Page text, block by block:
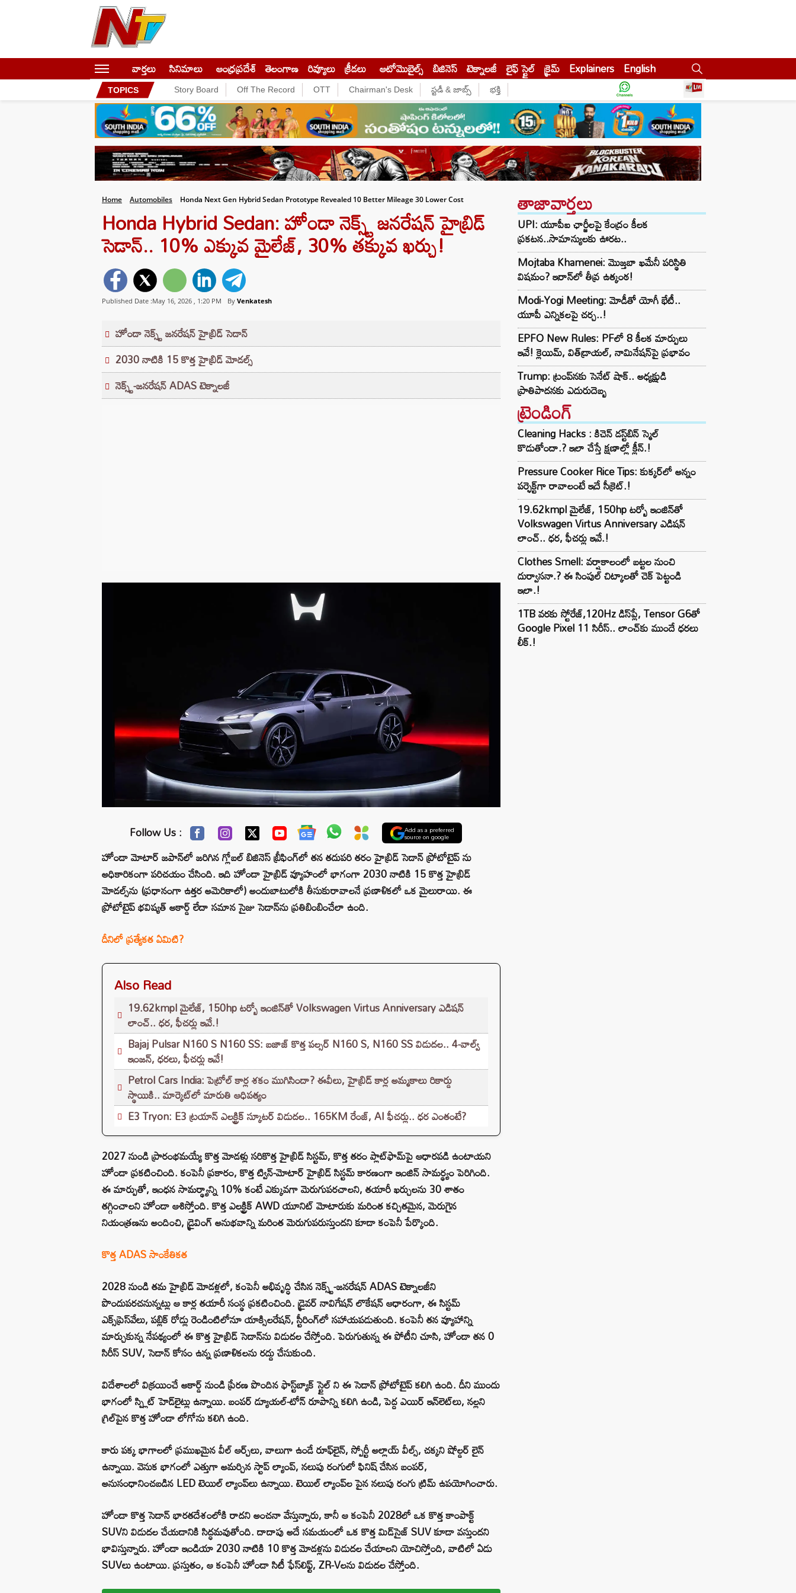
వార్తలు సినిమాలు ఆంధ్రప్రదేశ్ తెలంగాణ రివ్యూలు క్రీడలు ఆటోమొబైల్స్ బిజినెస్‌ టెక్నాలజీ లైఫ్ స్టైల్ క్రైమ్ Explainers English
TOPICS Story Board Off The Record OTT Chairman's Desk స్టడీ & జాబ్స్ భక్తి
Home Automobiles Honda Next Gen Hybrid Sedan Prototype Revealed 10 Better Mileage 30 Lower Cost
Honda Hybrid Sedan: హోండా నెక్స్ట్ జనరేషన్ హైబ్రిడ్
సెడాన్.. 10% ఎక్కువ మైలేజ్, 30% తక్కువ ఖర్చు!
Published Date :May 16, 2026 , 1:20 PM By Venkatesh
హోండా నెక్స్ట్ జనరేషన్ హైబ్రిడ్ సెడాన్
2030 నాటికి 15 కొత్త హైబ్రిడ్ మోడల్స్‌
నెక్స్ట్-జనరేషన్ ADAS టెక్నాలజీ
Follow Us : Add as a preferred
source on google
హోండా మోటార్ జపాన్‌లో జరిగిన గ్లోబల్ బిజినెస్ బ్రీఫింగ్‌లో తన తదుపరి తరం హైబ్రిడ్ సెడాన్ ప్రోటోటైప్ ను
అధికారికంగా పరిచయం చేసింది. ఇది హోండా హైబ్రిడ్ వ్యూహంలో భాగంగా 2030 నాటికి 15 కొత్త హైబ్రిడ్
మోడల్స్‌ను (ప్రధానంగా ఉత్తర అమెరికాలో) అందుబాటులోకి తీసుకురావాలనే ప్రణాళికలో ఒక మైలురాయి. ఈ
ప్రోటోటైప్ భవిష్యత్ అకార్డ్ లేదా సమాన సైజు సెడాన్‌ను ప్రతిబింబించేలా ఉంది.
దీనిలో ప్రత్యేకత ఏమిటి?
Also Read
19.62kmpl మైలేజ్, 150hp టర్బో ఇంజిన్‌తో Volkswagen Virtus Anniversary ఎడిషన్
లాంచ్.. ధర, ఫీచర్లు ఇవే.!
Bajaj Pulsar N160 S N160 SS: బజాజ్ కొత్త పల్సర్ N160 S, N160 SS విడుదల.. 4-వాల్వ్
ఇంజన్, ధరలు, ఫీచర్లు ఇవే!
Petrol Cars India: పెట్రోల్ కార్ల శకం ముగిసిందా? ఈవీలు, హైబ్రిడ్ కార్ల అమ్మకాలు రికార్డు
స్థాయికి.. మార్కెట్‌లో మారుతి ఆధిపత్యం
E3 Tryon: E3 ట్రయాన్ ఎలక్ట్రిక్ స్కూటర్ విడుదల.. 165KM రేంజ్, AI ఫీచర్లు.. ధర ఎంతంటే?
2027 నుండి ప్రారంభమయ్యే కొత్త మోడళ్లు సరికొత్త హైబ్రిడ్ సిస్టమ్, కొత్త తరం ప్లాట్‌ఫామ్‌పై ఆధారపడి ఉంటాయని
హోండా ప్రకటించింది. కంపెనీ ప్రకారం, కొత్త ట్విన్-మోటార్ హైబ్రిడ్ సిస్టమ్ కారణంగా ఇంజిన్ సామర్థ్యం పెరిగింది.
ఈ మార్పుతో, ఇంధన సామర్థ్యాన్ని 10% కంటే ఎక్కువగా మెరుగుపరచాలని, తయారీ ఖర్చులను 30 శాతం
తగ్గించాలని హోండా ఆశిస్తోంది. కొత్త ఎలక్ట్రిక్ AWD యూనిట్ మోటారుకు మరింత కచ్చితమైన, మెరుగైన
నియంత్రణను అందించి, డ్రైవింగ్ అనుభవాన్ని మరింత మెరుగుపరుస్తుందని కూడా కంపెనీ పేర్కొంది.
కొత్త ADAS సాంకేతికత
2028 నుండి తమ హైబ్రిడ్ మోడళ్లలో, కంపెనీ అభివృద్ధి చేసిన నెక్స్ట్-జనరేషన్ ADAS టెక్నాలజీని
పొందుపరచనున్నట్లు ఆ కార్ల తయారీ సంస్థ ప్రకటించింది. డ్రైవర్ నావిగేషన్ లొకేషన్ ఆధారంగా, ఈ సిస్టమ్
ఎక్స్‌ప్రెస్‌వేలు, పబ్లిక్ రోడ్లు రెండింటిలోనూ యాక్సిలరేషన్, స్టీరింగ్‌లో సహాయపడుతుంది. కంపెనీ తన వ్యూహాన్ని
మార్చుకున్న నేపథ్యంలో ఈ కొత్త హైబ్రిడ్ సెడాన్‌ను విడుదల చేస్తోంది. పెరుగుతున్న ఈ పోటీని చూసి, హోండా తన 0
సిరీస్ SUV, సెడాన్ కోసం ఉన్న ప్రణాళికలను రద్దు చేసుకుంది.
విదేశాలలో విక్రయించే అకార్డ్ నుండి ప్రేరణ పొందిన ఫాస్ట్‌బ్యాక్ స్టైల్ ని ఈ సెడాన్ ప్రోటోటైప్ కలిగి ఉంది. దీని ముందు
భాగంలో స్ప్లిట్ హెడ్‌లైట్లు ఉన్నాయి. బంపర్ డ్యూయల్-టోన్ రూపాన్ని కలిగి ఉండి, పెద్ద ఎయిర్ ఇన్‌లెట్‌లు, నల్లని
గ్రిల్‌పైన కొత్త హోండా లోగోను కలిగి ఉంది.
కారు పక్క భాగాలలో ప్రముఖమైన వీల్ ఆర్చ్‌లు, వాలుగా ఉండే రూఫ్‌లైన్, స్పోర్టీ అల్లాయ్ వీల్స్, చక్కని షోల్డర్ లైన్
ఉన్నాయి. వెనుక భాగంలో ఎత్తుగా అమర్చిన స్టాప్ ల్యాంప్, నలుపు రంగులో ఫినిష్ చేసిన బంపర్,
అనుసంధానించబడిన LED టెయిల్ ల్యాంప్‌లు ఉన్నాయి. టెయిల్ ల్యాంప్‌ల పైన నలుపు రంగు ట్రిమ్ ఉపయోగించారు.
హోండా కొత్త సెడాన్ భారతదేశంలోకి రాదని అంచనా వేస్తున్నారు, కానీ ఆ కంపెనీ 2028లో ఒక కొత్త కాంపాక్ట్
SUVని విడుదల చేయడానికి సిద్ధమవుతోంది. దాదాపు అదే సమయంలో ఒక కొత్త మిడ్‌సైజ్ SUV కూడా వస్తుందని
భావిస్తున్నారు. హోండా ఇండియా 2030 నాటికి 10 కొత్త మోడళ్లను విడుదల చేయాలని యోచిస్తోంది, వాటిలో ఏడు
SUVలు ఉంటాయి. ప్రస్తుతం, ఆ కంపెనీ హోండా సిటీ ఫేస్‌లిఫ్ట్, ZR-Vలను విడుదల చేస్తోంది.
తాజావార్తలు
UPI: యూపీఐ ఛార్జీలపై కేంద్రం కీలక
ప్రకటన..సామాన్యులకు ఊరట..
Mojtaba Khamenei: మొజ్తబా ఖమేనీ పరిస్థితి
విషమం? ఇరాన్‌లో తీవ్ర ఉత్కంఠ!
Modi-Yogi Meeting: మోడీతో యోగీ భేటీ..
యూపీ ఎన్నికలపై చర్చ..!
EPFO New Rules: PFలో 8 కీలక మార్పులు
ఇవే! క్లెయిమ్, విత్‌డ్రాయల్, నామినేషన్‌పై ప్రభావం
Trump: ట్రంప్‌నకు సెనేట్ షాక్.. అధ్యక్షుడి
ప్రాతిపాదనకు ఎదురుదెబ్బ
ట్రెండింగ్‌
Cleaning Hacks : కిచెన్ డస్ట్‌బిన్ స్మెల్
కొడుతోందా.? ఇలా చేస్తే క్షణాల్లో క్లీన్.!
Pressure Cooker Rice Tips: కుక్కర్‌లో అన్నం
పర్ఫెక్ట్‌గా రావాలంటే ఇదే సీక్రెట్.!
19.62kmpl మైలేజ్, 150hp టర్బో ఇంజిన్‌తో
Volkswagen Virtus Anniversary ఎడిషన్
లాంచ్.. ధర, ఫీచర్లు ఇవే.!
Clothes Smell: వర్షాకాలంలో బట్టల నుంచి
దుర్వాసనా.? ఈ సింపుల్ చిట్కాలతో చెక్ పెట్టండి
ఇలా.!
1TB వరకు స్టోరేజ్,120Hz డిస్‌ప్లే, Tensor G6తో
Google Pixel 11 సిరీస్.. లాంచ్⁭కు ముందే ధరలు
లీక్.!